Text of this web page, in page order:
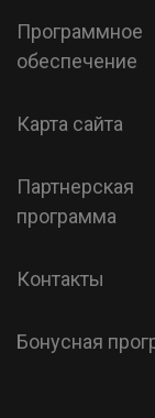
Программное
обеспечение
Карта сайта
Партнерская
программа
Контакты
Бонусная